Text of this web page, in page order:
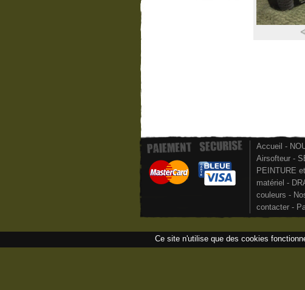
Accueil -
Airsofteur -
PEINTURE
matériel -
couleurs -
contacter -
Ce site n'utilise que des cookies